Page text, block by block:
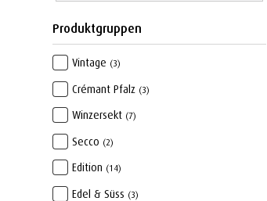
Produktgruppen
Vintage (3)
Crémant Pfalz (3)
Winzersekt (7)
Secco (2)
Edition (14)
Edel & Süss (3)